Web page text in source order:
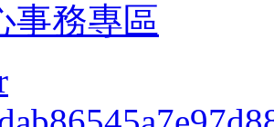
事務專區